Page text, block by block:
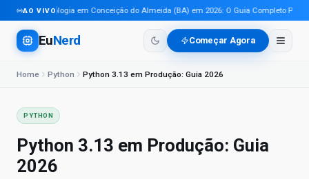
AO VIVO
Tecnologia em Conceição do Almeida (BA) em 2026: O Guia Completo Para
EuNerd Começar Agora
Home Python Python 3.13 em Produção: Guia 2026
PYTHON
Python 3.13 em Produção: Guia
2026